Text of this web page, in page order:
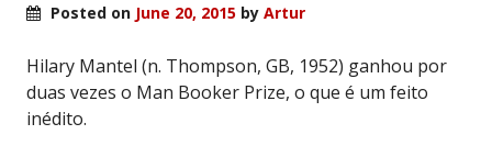
Posted on June 20, 2015 by Artur
Hilary Mantel (n. Thompson, GB, 1952) ganhou por
duas vezes o Man Booker Prize, o que é um feito
inédito.